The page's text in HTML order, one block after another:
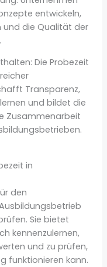
entwickeln,
und die Qualität der
Die Probezeit
Transparenz,
und bildet die
Zusammenarbeit
in
den
Sie bietet
kennenzulernen,
und zu prüfen,
funktionieren kann.